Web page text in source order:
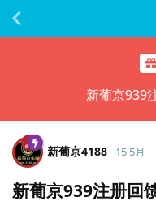
新葡京939
新葡京4188 15 5月
新葡京939注册回